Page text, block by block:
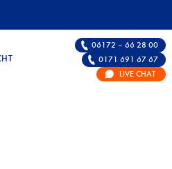
FÜR
06172 – 66 28 00
0171 691 67 67
LIVE CHAT